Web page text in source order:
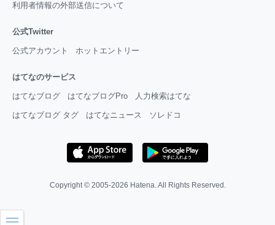
利用者情報の外部送信について
公式Twitter
公式アカウント ホットエントリー
はてなのサービス
はてなブログ はてなブログPro 人力検索はてな
はてなブログ タグ はてなニュース ソレドコ
Copyright © 2005-2026 Hatena. All Rights Reserved.